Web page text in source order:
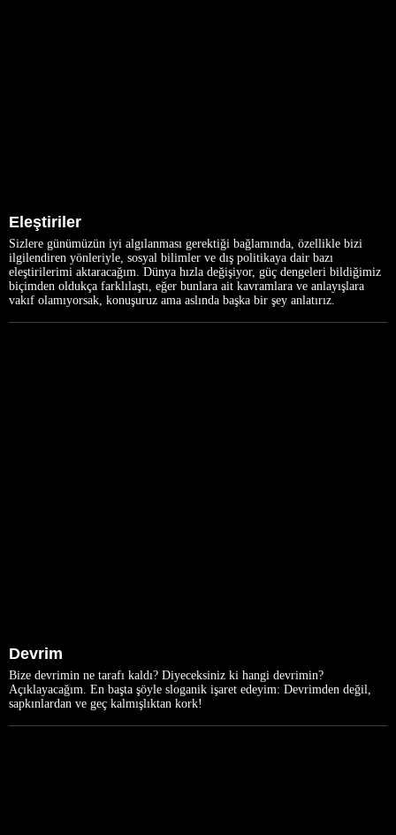
Eleştiriler
Sizlere günümüzün iyi algılanması gerektiği bağlamında, özellikle bizi
ilgilendiren yönleriyle, sosyal bilimler ve dış politikaya dair bazı
eleştirilerimi aktaracağım. Dünya hızla değişiyor, güç dengeleri bildiğimiz
biçimden oldukça farklılaştı, eğer bunlara ait kavramlara ve anlayışlara
vakıf olamıyorsak, konuşuruz ama aslında başka bir şey anlatırız.
Devrim
Bize devrimin ne tarafı kaldı? Diyeceksiniz ki hangi devrimin?
Açıklayacağım. En başta şöyle sloganik işaret edeyim: Devrimden değil,
sapkınlardan ve geç kalmışlıktan kork!